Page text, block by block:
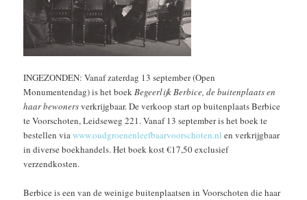
INGEZONDEN: Vanaf zaterdag 13 september (Open
Monumentendag) is het boekBegeerlijk Berbice, de buitenplaats en
haar bewonersverkrijgbaar. De verkoop start op buitenplaats Berbice
te Voorschoten, Leidseweg 221. Vanaf 13 september is het boek te
bestellen viawww.oudgroenenleefbaarvoorschoten.nlen verkrijgbaar
in diverse boekhandels. Het boek kost €17,50 exclusief
verzendkosten.
Berbice is een van de weinige buitenplaatsen in Voorschoten die haar